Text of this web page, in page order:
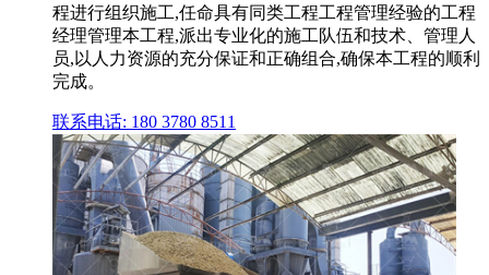
程进行组织施工,任命具有同类工程工程管理经验的工程
经理管理本工程,派出专业化的施工队伍和技术、管理人
员,以人力资源的充分保证和正确组合,确保本工程的顺利
完成。
联系电话: 180 3780 8511